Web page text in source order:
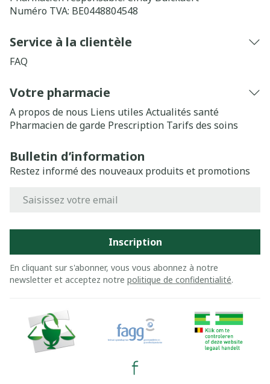
Numéro TVA: BE0448804548
Service à la clientèle
FAQ
Votre pharmacie
A propos de nous Liens utiles Actualités santé
Pharmacien de garde Prescription Tarifs des soins
Bulletin d’information
Restez informé des nouveaux produits et promotions
Inscription
En cliquant sur s'abonner, vous vous abonnez à notre
newsletter et acceptez notre politique de confidentialité.